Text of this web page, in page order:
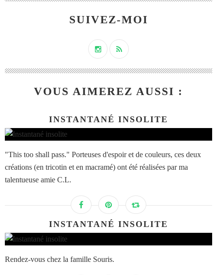
SUIVEZ-MOI
VOUS AIMEREZ AUSSI :
INSTANTANÉ INSOLITE
"This too shall pass." Porteuses d'espoir et de couleurs, ces deux
créations (en tricotin et en macramé) ont été réalisées par ma
talentueuse amie C.L.
INSTANTANÉ INSOLITE
Rendez-vous chez la famille Souris.